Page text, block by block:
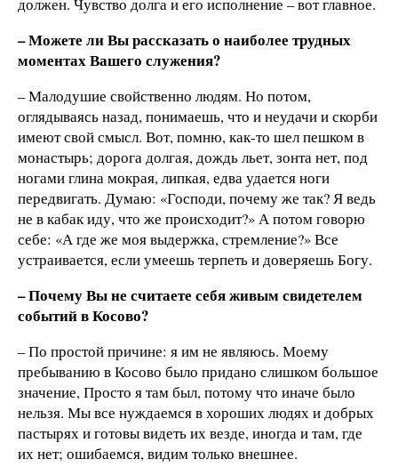
должен. Чувство долга и его исполнение – вот главное.
– Можете ли Вы рассказать о наиболее трудных
моментах Вашего служения?
– Малодушие свойственно людям. Но потом,
оглядываясь назад, понимаешь, что и неудачи и скорби
имеют свой смысл. Вот, помню, как-то шел пешком в
монастырь; дорога долгая, дождь льет, зонта нет, под
ногами глина мокрая, липкая, едва удается ноги
передвигать. Думаю: «Господи, почему же так? Я ведь
не в кабак иду, что же происходит?» А потом говорю
себе: «А где же моя выдержка, стремление?» Все
устраивается, если умеешь терпеть и доверяешь Богу.
– Почему Вы не считаете себя живым свидетелем
событий в Косово?
– По простой причине: я им не являюсь. Моему
пребыванию в Косово было придано слишком большое
значение, Просто я там был, потому что иначе было
нельзя. Мы все нуждаемся в хороших людях и добрых
пастырях и готовы видеть их везде, иногда и там, где
их нет; ошибаемся, видим только внешнее.